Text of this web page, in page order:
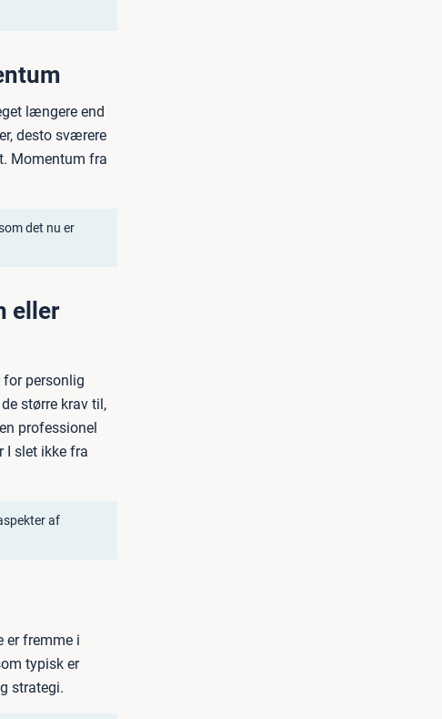
længere end
desto sværere
Momentum fra
det nu er
eller
personlig
større krav til,
professionel
I slet ikke fra
af
er fremme i
typisk er
strategi.